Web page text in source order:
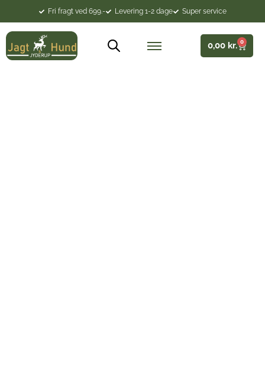
Fri fragt ved 699.- Levering 1-2 dage Super service
0,00 kr. 0